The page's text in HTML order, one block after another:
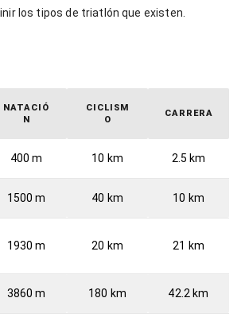
los tipos de triatlón que existen.
NATACIÓ
N
CICLISM
O
CARRERA
400 m 10 km 2.5 km
1500 m 40 km 10 km
1930 m 20 km 21 km
3860 m 180 km 42.2 km